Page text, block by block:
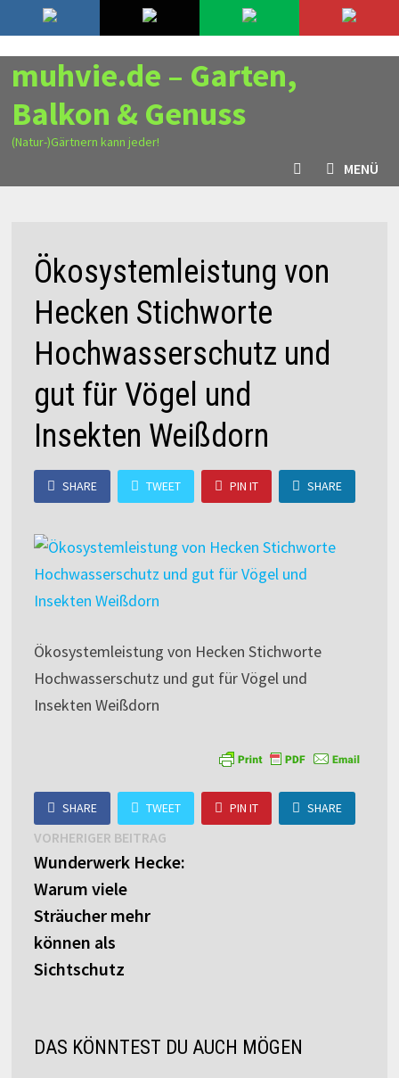
Zurück
zum
Inhalt
9. August 2026
muhvie.de – Garten,
Balkon & Genuss
(Natur-)Gärtnern kann jeder!
MENÜ
Ökosystemleistung von
Hecken Stichworte
Hochwasserschutz und
gut für Vögel und
Insekten Weißdorn
SHARE TWEET PIN IT SHARE
Ökosystemleistung von Hecken Stichworte
Hochwasserschutz und gut für Vögel und
Insekten Weißdorn
SHARE TWEET PIN IT SHARE
Beitragsnavigation
VORHERIGER BEITRAGVorheriger
Beitrag:
Wunderwerk Hecke:
Warum viele
Sträucher mehr
können als
Sichtschutz
DAS KÖNNTEST DU AUCH MÖGEN